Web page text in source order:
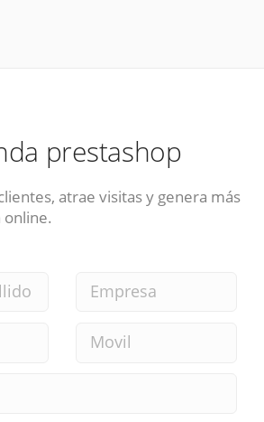
prestashop
atrae visitas y genera más